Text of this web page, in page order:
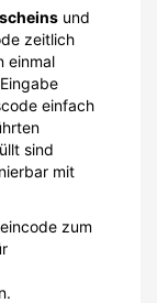
und
zeitlich
einmal
einfach
sind
mit
zum